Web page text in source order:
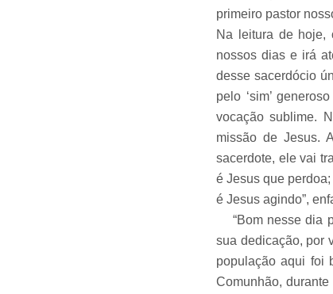
primeiro pastor
Na leitura de hoje,
nossos dias e irá
desse sacerdócio
pelo ‘sim’
vocação sublime.
missão de Jesus.
sacerdote, ele vai
é Jesus que
é Jesus agindo”,
“Bom nesse dia
sua dedicação, por
população aqui foi
Comunhão,